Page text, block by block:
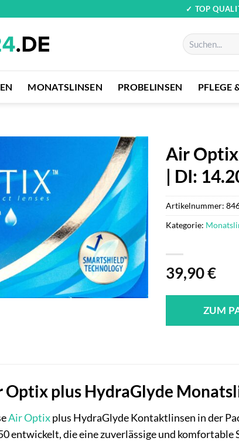
✓ TOP
Suchen
nach:
MONATSLINSEN PROBELINSEN PFLEGE
Air Optix
| DI:
39,90€
ZUM
Artikelnummer:
Kategorie:
Optix plus HydraGlyde
Air Optixplus HydraGlyde Kontaktlinsen in der
entwickelt, die eine zuverlässige und